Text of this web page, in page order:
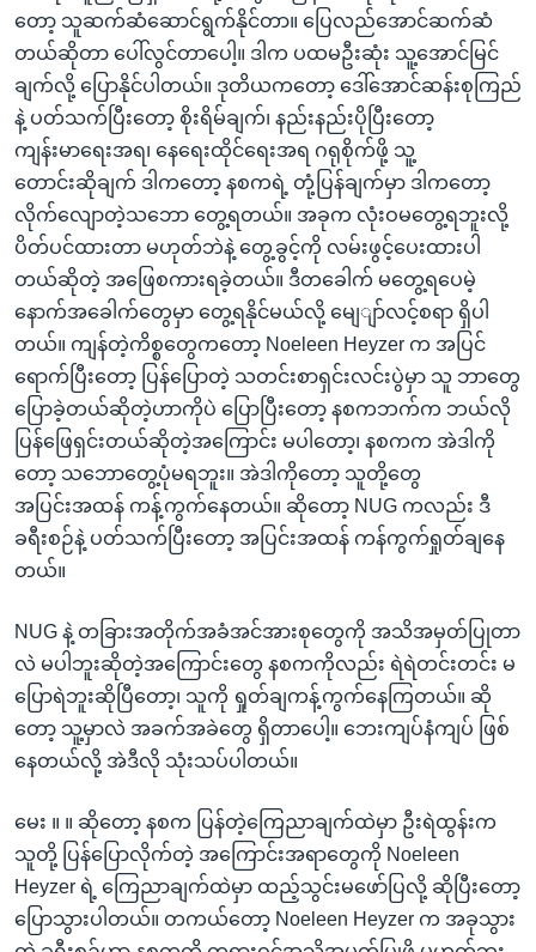
တော့ သူဆက်ဆံဆောင်ရွက်နိုင်တာ။ ပြေလည်အောင်ဆက်ဆံ
တယ်ဆိုတာ ပေါ်လွင်တာပေါ့။ ဒါက ပထမဦးဆုံး သူ့အောင်မြင်
ချက်လို့ ပြောနိုင်ပါတယ်။ ဒုတိယကတော့ ဒေါ်အောင်ဆန်းစုကြည်
နဲ့ ပတ်သက်ပြီးတော့ စိုးရိမ်ချက်၊ နည်းနည်းပိုပြီးတော့
ကျန်းမာရေးအရ၊ နေရေးထိုင်ရေးအရ ဂရုစိုက်ဖို့ သူ့
တောင်းဆိုချက် ဒါကတော့ နစကရဲ့ တုံ့ပြန်ချက်မှာ ဒါကတော့
လိုက်လျောတဲ့သဘော တွေ့ရတယ်။ အခုက လုံးဝမတွေ့ရဘူးလို့
ပိတ်ပင်ထားတာ မဟုတ်ဘဲနဲ့ တွေ့ခွင့်ကို လမ်းဖွင့်ပေးထားပါ
တယ်ဆိုတဲ့ အဖြေစကားရခဲ့တယ်။ ဒီတခေါက် မတွေ့ရပေမဲ့
နောက်အခေါက်တွေမှာ တွေ့ရနိုင်မယ်လို့ မျေျာ်လင့်စရာ ရှိပါ
တယ်။ ကျန်တဲ့ကိစ္စတွေကတော့ Noeleen Heyzer က အပြင်
ရောက်ပြီးတော့ ပြန်ပြောတဲ့ သတင်းစာရှင်းလင်းပွဲမှာ သူ ဘာတွေ
ပြောခဲ့တယ်ဆိုတဲ့ဟာကိုပဲ ပြောပြီးတော့ နစကဘက်က ဘယ်လို
ပြန်ဖြေရှင်းတယ်ဆိုတဲ့အကြောင်း မပါတော့၊ နစကက အဲဒါကို
တော့ သဘောတွေ့ပုံမရဘူး။ အဲဒါကိုတော့ သူတို့တွေ
အပြင်းအထန် ကန့်ကွက်နေတယ်။ ဆိုတော့ NUG ကလည်း ဒီ
ခရီးစဉ်နဲ့ ပတ်သက်ပြီးတော့ အပြင်းအထန် ကန်ကွက်ရှုတ်ချနေ
တယ်။
NUG နဲ့ တခြားအတိုက်အခံအင်အားစုတွေကို အသိအမှတ်ပြုတာ
လဲ မပါဘူးဆိုတဲ့အကြောင်းတွေ နစကကိုလည်း ရဲရဲတင်းတင်း မ
ပြောရဲဘူးဆိုပြီတော့၊ သူကို ရှုတ်ချကန့်ကွက်နေကြတယ်။ ဆို
တော့ သူ့မှာလဲ အခက်အခဲတွေ ရှိတာပေါ့။ ဘေးကျပ်နံကျပ် ဖြစ်
နေတယ်လို့ အဲဒီလို သုံးသပ်ပါတယ်။
မေး ။ ။ ဆိုတော့ နစက ပြန်တဲ့ကြေညာချက်ထဲမှာ ဦးရဲထွန်းက
သူတို့ ပြန်ပြောလိုက်တဲ့ အကြောင်းအရာတွေကို Noeleen
Heyzer ရဲ့ ကြေညာချက်ထဲမှာ ထည့်သွင်းမဖော်ပြလို့ ဆိုပြီးတော့
ပြောသွားပါတယ်။ တကယ်တော့ Noeleen Heyzer က အခုသွား